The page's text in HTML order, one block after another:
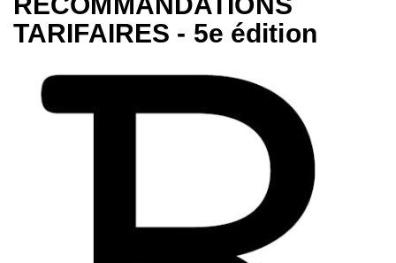
TARIFAIRES - 5e édition